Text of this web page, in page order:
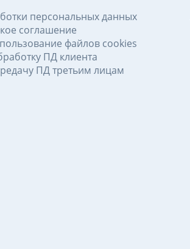
персональных данных
соглашение
файлов cookies
ПД клиента
ПД третьим лицам